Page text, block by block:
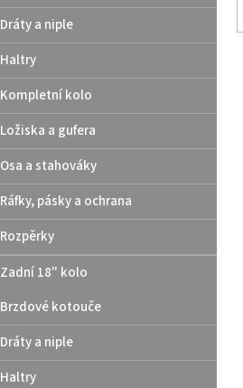
Dráty a niple
Haltry
Kompletní kolo
Ložiska a gufera
Osa a stahováky
Ráfky, pásky a ochrana
Rozpěrky
Zadní 18" kolo
Brzdové kotouče
Dráty a niple
Haltry